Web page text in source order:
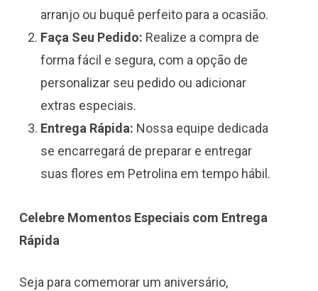
arranjo ou buquê perfeito para a ocasião.
Faça Seu Pedido: Realize a compra de
forma fácil e segura, com a opção de
personalizar seu pedido ou adicionar
extras especiais.
Entrega Rápida: Nossa equipe dedicada
se encarregará de preparar e entregar
suas flores em Petrolina em tempo hábil.
Celebre Momentos Especiais com Entrega
Rápida
Seja para comemorar um aniversário,